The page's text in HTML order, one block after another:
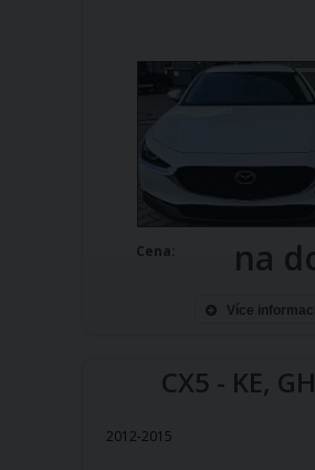
Cena: na
Více
CX5 - KE, GH
2012-2015